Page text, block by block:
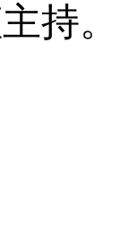
持。